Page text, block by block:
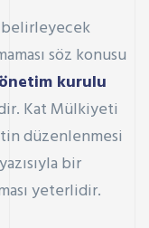
belirleyecek
söz konusu
kurulu
Kat Mülkiyeti
düzenlenmesi
bir
yeterlidir.